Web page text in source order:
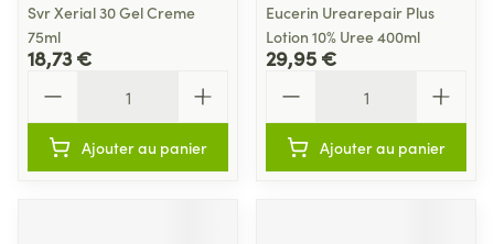
Svr Xerial 30 Gel Creme
75ml
18,73 €
Ajouter au panier
Eucerin Urearepair Plus
Lotion 10% Uree 400ml
29,95 €
Ajouter au panier